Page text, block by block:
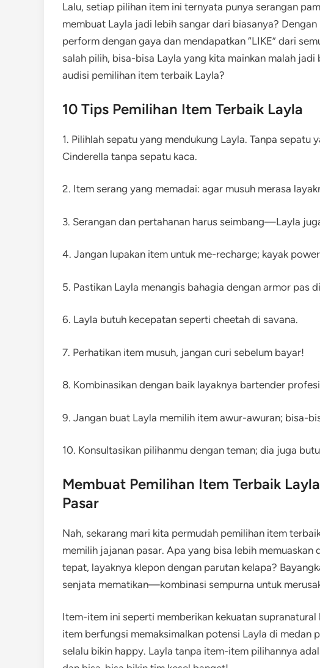
Lalu, setiap pilihan item ini ternyata punya serangan
membuat Layla jadi lebih sangar dari biasanya?
perform dengan gaya dan mendapatkan “LIKE” dari
salah pilih, bisa-bisa Layla yang kita mainkan malah
audisi pemilihan item terbaik Layla?
10 Tips Pemilihan Item Terbaik Layla
1. Pilihlah sepatu yang mendukung Layla. Tanpa sepatu
Cinderella tanpa sepatu kaca.
2. Item serang yang memadai: agar musuh merasa
3. Serangan dan pertahanan harus seimbang—Layla
4. Jangan lupakan item untuk me-recharge; kayak
5. Pastikan Layla menangis bahagia dengan armor pas
6. Layla butuh kecepatan seperti cheetah di savana.
7. Perhatikan item musuh, jangan curi sebelum bayar!
8. Kombinasikan dengan baik layaknya bartender
9. Jangan buat Layla memilih item awur-awuran; bisa-
10. Konsultasikan pilihanmu dengan teman; dia juga
Membuat Pemilihan Item Terbaik
Pasar
Nah, sekarang mari kita permudah pemilihan item
memilih jajanan pasar. Apa yang bisa lebih
tepat, layaknya klepon dengan parutan kelapa?
senjata mematikan—kombinasi sempurna untuk
Item-item ini seperti memberikan kekuatan
item berfungsi memaksimalkan potensi Layla di medan
selalu bikin happy. Layla tanpa item-item pilihannya